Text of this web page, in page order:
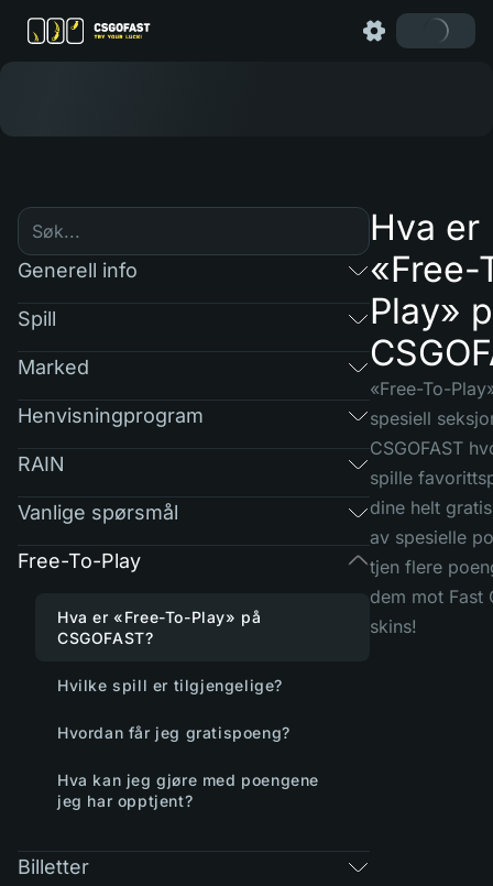
Generell info
Spill
Marked
Henvisningprogram
RAIN
Vanlige spørsmål
Free-To-Play
Hva er «Free-To-Play» på
CSGOFAST?
Hvilke spill er tilgjengelige?
Hvordan får jeg gratispoeng?
Hva kan jeg gjøre med poengene
jeg har opptjent?
Billetter
Hva er
«Free-
Play»
«Free-To-
spesiell
CSGOFAST
spille
dine helt
av spesielle
tjen flere
dem mot Fast
skins!